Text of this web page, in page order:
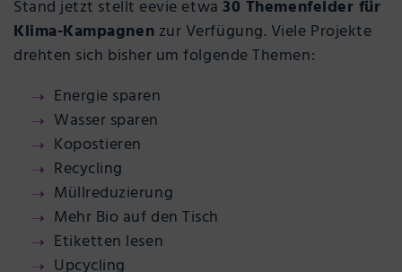
Stand jetzt stellt eevie etwa30 Themenfelder für
Klima-Kampagnen zur Verfügung. Viele Projekte
drehten sich bisher um folgende Themen:
Energie sparen
Wasser sparen
Kopostieren
Recycling
Müllreduzierung
Mehr Bio auf den Tisch
Etiketten lesen
Upcycling